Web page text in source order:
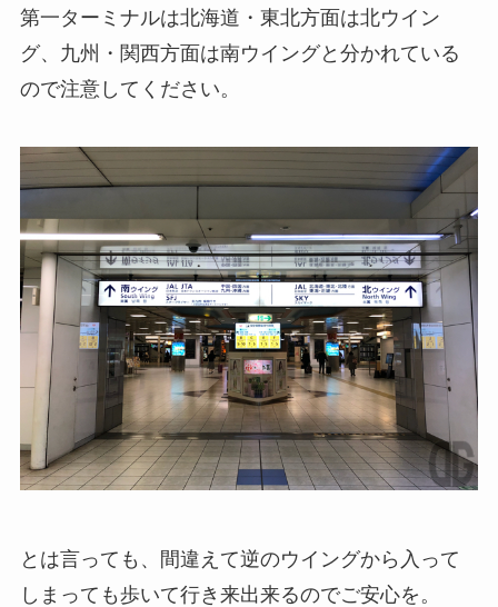
第一ターミナルは北海道・東北方面は北ウイン
グ、九州・関西方面は南ウイングと分かれている
ので注意してください。
とは言っても、間違えて逆のウイングから入って
しまっても歩いて行き来出来るのでご安心を。